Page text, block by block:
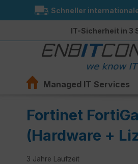
Zur Hauptnavigation
Schneller
IT-Sicherheit in 3
Managed IT Services
Fortinet
(Hardware +
3 Jahre Laufzeit